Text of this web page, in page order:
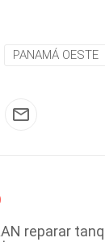
PANAMÁ OESTE
reparar